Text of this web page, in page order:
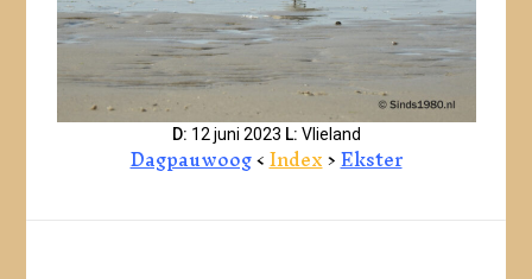
D: 12 juni 2023 L: Vlieland
Dagpauwoog<Index>Ekster